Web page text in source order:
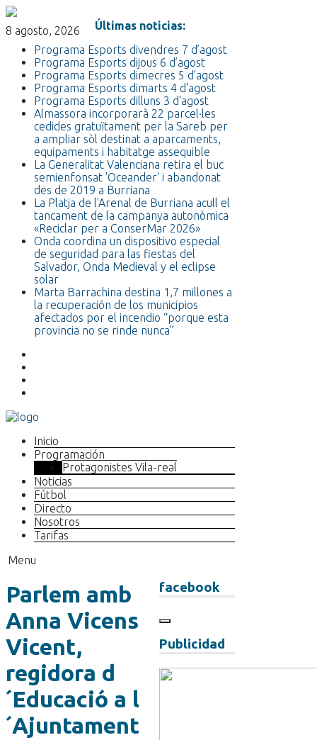
8 agosto, 2026
Últimas noticias:
Programa Esports divendres 7 d’agost
Programa Esports dijous 6 d’agost
Programa Esports dimecres 5 d’agost
Programa Esports dimarts 4 d'agost
Programa Esports dilluns 3 d'agost
Almassora incorporarà 22 parcel·les
cedides gratuïtament per la Sareb per
a ampliar sòl destinat a aparcaments,
equipaments i habitatge assequible
La Generalitat Valenciana retira el buc
semienfonsat 'Oceander' i abandonat
des de 2019 a Burriana
La Platja de l'Arenal de Burriana acull el
tancament de la campanya autonòmica
«Reciclar per a ConserMar 2026»
Onda coordina un dispositivo especial
de seguridad para las fiestas del
Salvador, Onda Medieval y el eclipse
solar
Marta Barrachina destina 1,7 millones a
la recuperación de los municipios
afectados por el incendio “porque esta
provincia no se rinde nunca”
Inicio
Programación
Protagonistes Vila-real
Noticias
Fútbol
Directo
Nosotros
Tarifas
Menu
facebook
Publicidad
Parlem amb
Anna Vicens
Vicent,
regidora d
´Educació a l
´Ajuntament